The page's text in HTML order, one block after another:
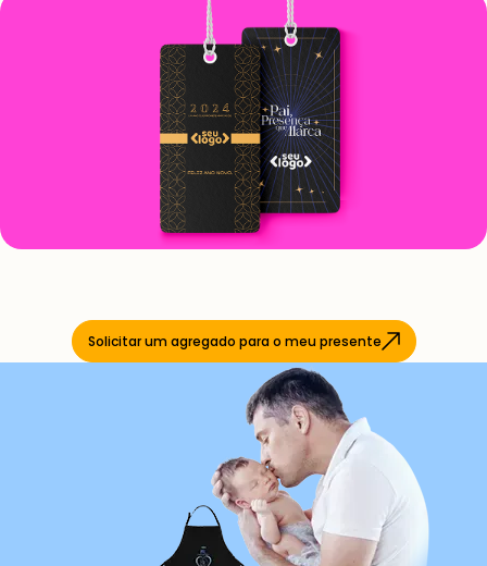
Solicitar um agregado para o meu presente